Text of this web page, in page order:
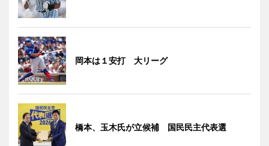
岡本は１安打 大リーグ
橋本、玉木氏が立候補 国民民主代表選